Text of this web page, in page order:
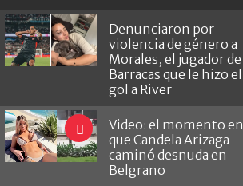
Denunciaron por
violencia de género a
Morales, el jugador de
Barracas que le hizo el
gol a River
Video: el momento en
que Candela Arizaga
caminó desnuda en
Belgrano